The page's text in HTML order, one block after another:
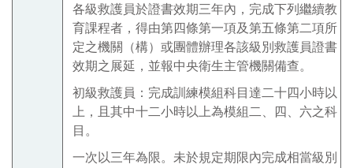
各級救護員於證書效期三年內，完成下列繼續教
育課程者，得由第四條第一項及第五條第二項所
定之機關（構）或團體辦理各該級別救護員證書
效期之展延，並報中央衛生主管機關備查。
初級救護員：完成訓練模組科目達二十四小時以
上，且其中十二小時以上為模組二、四、六之科
目。
一次以三年為限。未於規定期限內完成相當級別